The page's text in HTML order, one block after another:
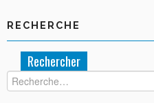
RECHERCHE
Rechercher :